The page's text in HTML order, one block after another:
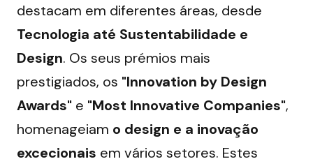
Tecnologia até Sustentabilidade e
Design. Os seus prémios mais
prestigiados, os "Innovation by Design
Awards" e "Most Innovative Companies",
homenageiam o design e a inovação
excecionais em vários setores. Estes